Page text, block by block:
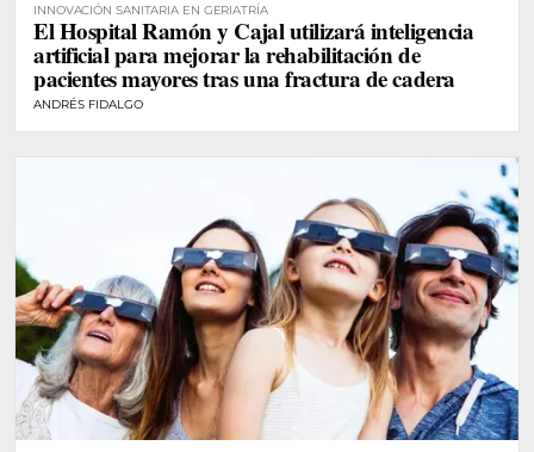
INNOVACIÓN SANITARIA EN GERIATRÍA
El Hospital Ramón y Cajal utilizará inteligencia
artificial para mejorar la rehabilitación de
pacientes mayores tras una fractura de cadera
ANDRÉS FIDALGO